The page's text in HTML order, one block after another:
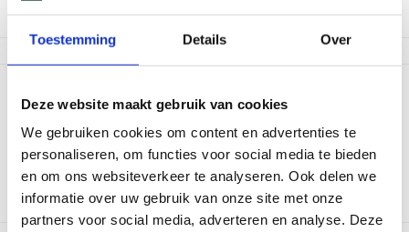
Toestemming Details Over
Deze website maakt gebruik van cookies
We gebruiken cookies om content en advertenties te
personaliseren, om functies voor social media te bieden
en om ons websiteverkeer te analyseren. Ook delen we
informatie over uw gebruik van onze site met onze
partners voor social media, adverteren en analyse. Deze
Niet op voorraad
accessoire voor elke grillmeester. Deze rotisserie mand is
speciaal ontworpen voor het gelijkmatig grillen van kleinere
gerechten zoals groenten, kippenvleugels of garnalen. Het is een
onmisbaar hulpmiddel voor iedereen die graag experimenteert
met verschillende BBQ technieken en recepten.